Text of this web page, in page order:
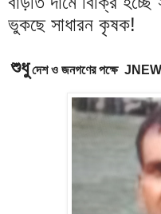
ভুকছে সাধারন কৃষক!
শুধু দেশও জনগণেরপক্ষে